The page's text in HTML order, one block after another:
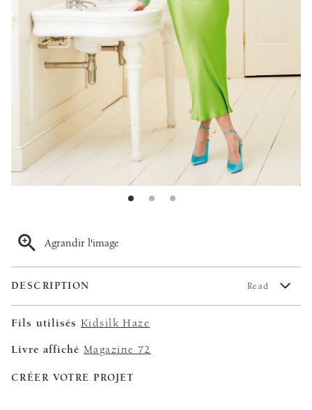
Agrandir l'image
DESCRIPTION Read
Fils utilisés Kidsilk Haze
Livre affiché Magazine 72
CRÉER VOTRE PROJET